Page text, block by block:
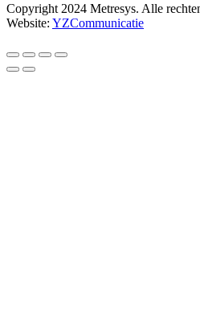
Copyright 2024 Metresys. Alle
Website: YZCommunicatie